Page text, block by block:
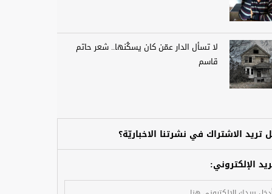
لا تسأل الدار عمّن كان يسكُنها.. شعر حاتم
قاسم
تريد الاشتراك في نشرتنا الاخباريّة؟
الإلكتروني: